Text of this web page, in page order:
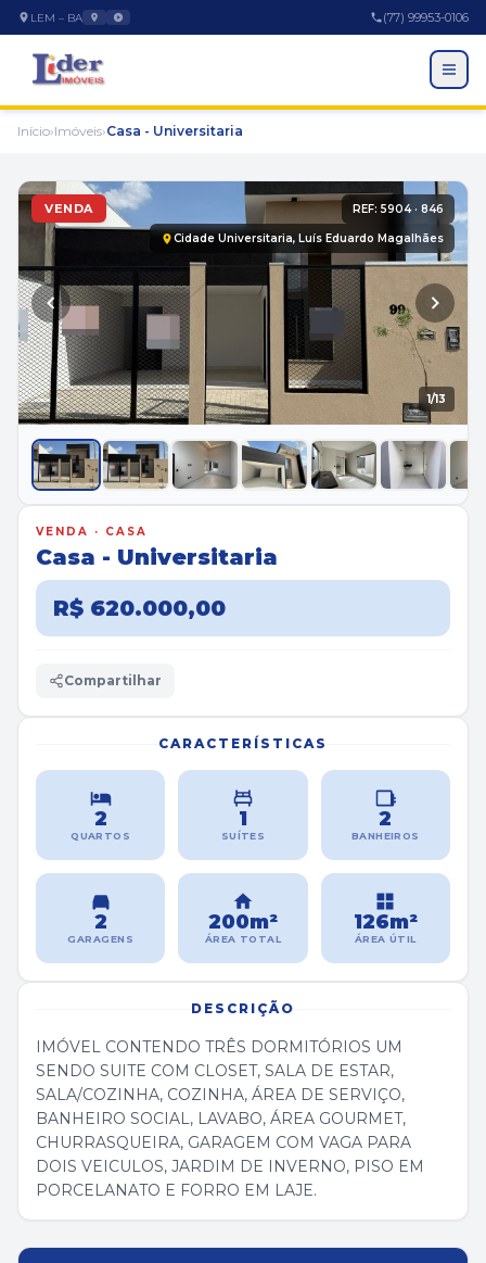
LEM – BA (77) 99953-0106
EMPRESA
A Empresa
Trabalhe Conosco
Início›Imóveis›Casa - Universitaria
VENDA REF: 5904 · 846
Cidade Universitaria, Luís Eduardo Magalhães
1/13
VENDA · CASA
Casa - Universitaria
R$ 620.000,00
Compartilhar
CARACTERÍSTICAS
2
QUARTOS
1
SUÍTES
2
BANHEIROS
2
GARAGENS
200m²
ÁREA TOTAL
126m²
ÁREA ÚTIL
DESCRIÇÃO
IMÓVEL CONTENDO TRÊS DORMITÓRIOS UM
SENDO SUITE COM CLOSET, SALA DE ESTAR,
SALA/COZINHA, COZINHA, ÁREA DE SERVIÇO,
BANHEIRO SOCIAL, LAVABO, ÁREA GOURMET,
CHURRASQUEIRA, GARAGEM COM VAGA PARA
DOIS VEICULOS, JARDIM DE INVERNO, PISO EM
PORCELANATO E FORRO EM LAJE.